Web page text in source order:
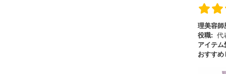
理美容師
役職: 代
アイテム
おすす